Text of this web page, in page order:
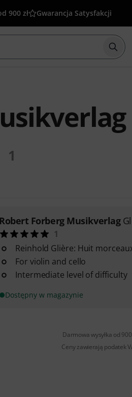
900 zł Gwarancja Satysfakcji
1
Robert Forberg Musikverlag
1
Reinhold Glière: Huit
For violin and cello
Intermediate level of difficulty
Dostępny w magazynie
Darmowa wysyłka od 900
Ceny zawierają podatek